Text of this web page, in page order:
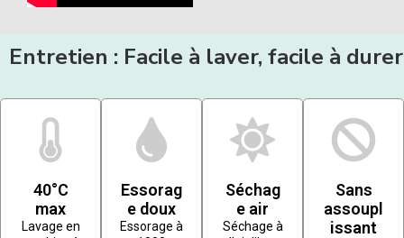
Entretien : Facile à laver, facile à durer
40°C
max
Lavage en
Essorag
e doux
Essorage à
Séchag
e air
Séchage à
Sans
assoupl
issant